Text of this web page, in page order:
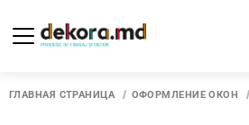
ГЛАВНАЯ СТРАНИЦА ОФОРМЛЕНИЕ ОКОН